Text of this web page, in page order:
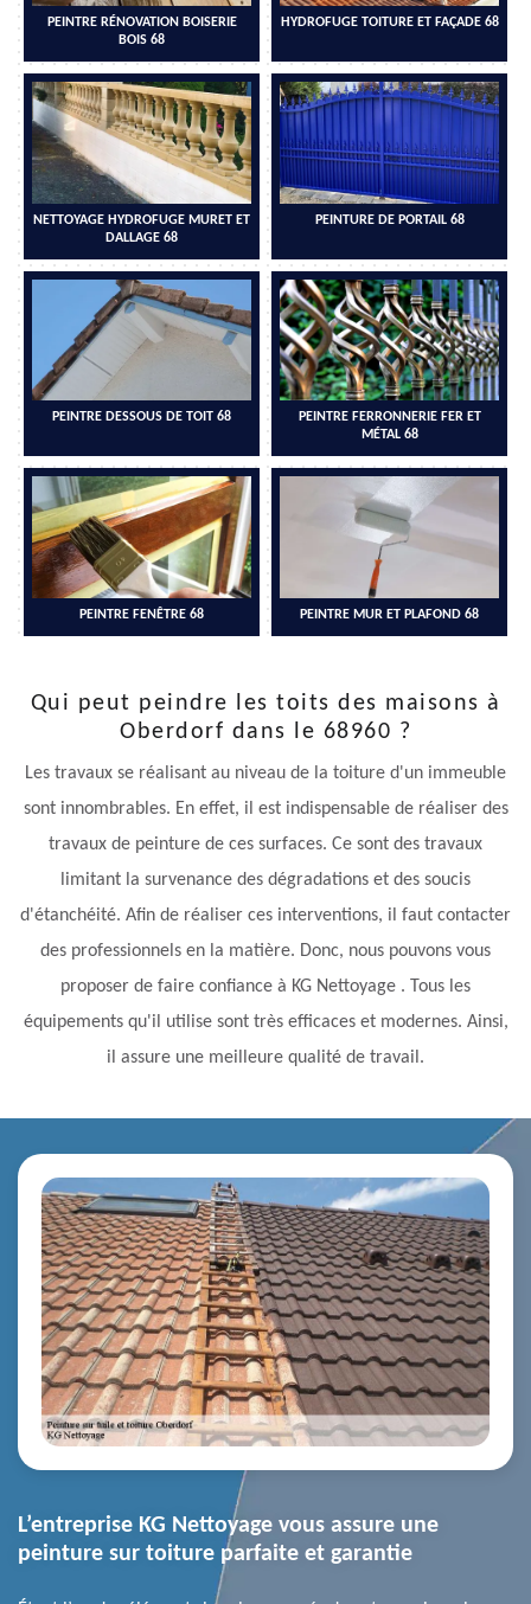
PEINTRE RÉNOVATION BOISERIE
BOIS 68
HYDROFUGE TOITURE ET FAÇADE 68
NETTOYAGE HYDROFUGE MURET ET
DALLAGE 68
PEINTURE DE PORTAIL 68
PEINTRE DESSOUS DE TOIT 68
PEINTRE FERRONNERIE FER ET
MÉTAL 68
PEINTRE FENÊTRE 68 PEINTRE MUR ET PLAFOND 68
Qui peut peindre les toits des maisons à
Oberdorf dans le 68960 ?
Les travaux se réalisant au niveau de la toiture d'un immeuble
sont innombrables. En effet, il est indispensable de réaliser des
travaux de peinture de ces surfaces. Ce sont des travaux
limitant la survenance des dégradations et des soucis
d'étanchéité. Afin de réaliser ces interventions, il faut contacter
des professionnels en la matière. Donc, nous pouvons vous
proposer de faire confiance à KG Nettoyage . Tous les
équipements qu'il utilise sont très efficaces et modernes. Ainsi,
il assure une meilleure qualité de travail.
L’entreprise KG Nettoyage vous assure une
peinture sur toiture parfaite et garantie